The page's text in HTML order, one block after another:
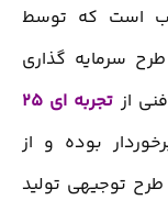
است که توسط
سرمایه گذاری
از
تجربه ای 25
بوده و از
توجیهی تولید